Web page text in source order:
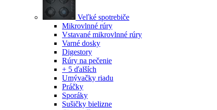
Veľké spotrebiče
Mikrovlnné rúry
Vstavané mikrovlnné rúry
Varné dosky
Digestory
Rúry na pečenie
+ 5 ďalších
Umývačky riadu
Práčky
Sporáky
Sušičky bielizne